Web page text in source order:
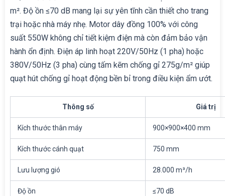
m². Độ ồn ≤70 dB mang lại sự yên tĩnh cần thiết cho trang
trại hoặc nhà máy nhẹ. Motor dây đồng 100% với công
suất 550W không chỉ tiết kiệm điện mà còn đảm bảo vận
hành ổn định. Điện áp linh hoạt 220V/50Hz (1 pha) hoặc
380V/50Hz (3 pha) cùng tấm kẽm chống gỉ 275g/m² giúp
quạt hút chống gỉ hoạt động bền bỉ trong điều kiện ẩm ướt.
Thông số Giá trị
Kích thước thân máy 900×900×400 mm
Kích thước cánh quạt 750 mm
Lưu lượng gió 28.000 m³/h
Độ ồn ≤70 dB